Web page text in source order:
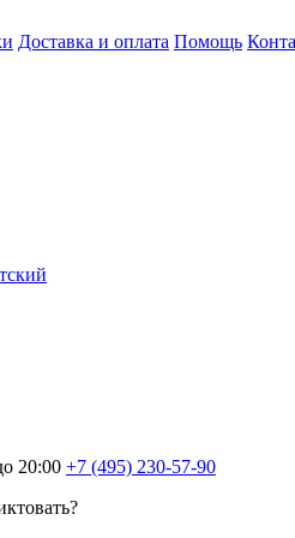
Доставка и оплата Помощь
20:00 +7 (495) 230-57-90